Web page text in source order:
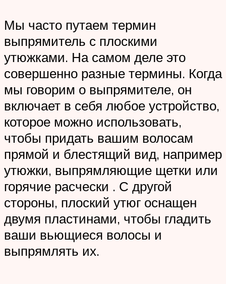
Мы часто путаем термин
выпрямитель с плоскими
утюжками. На самом деле это
совершенно разные термины. Когда
мы говорим о выпрямителе, он
включает в себя любое устройство,
которое можно использовать,
чтобы придать вашим волосам
прямой и блестящий вид, например
утюжки, выпрямляющие щетки или
горячие расчески . С другой
стороны, плоский утюг оснащен
двумя пластинами, чтобы гладить
ваши вьющиеся волосы и
выпрямлять их.